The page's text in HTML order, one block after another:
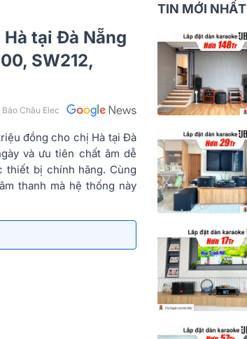
tại Đà Nẵng
SW212,
Châu Elec
đồng cho chị Hà tại Đà
và ưu tiên chất âm dễ
thiết bị chính hãng. Cùng
thanh mà hệ thống này
TIN MỚI NHẤT